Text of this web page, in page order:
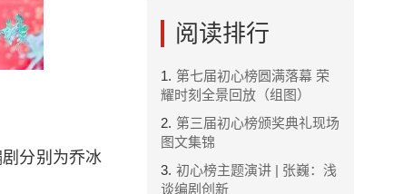
分别为乔冰
阅读排行
1. 第七届初心榜圆满落幕 荣
耀时刻全景回放（组图）
2. 第三届初心榜颁奖典礼现场
图文集锦
3. 初心榜主题演讲 | 张巍：浅
谈编剧创新